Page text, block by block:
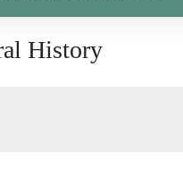
History